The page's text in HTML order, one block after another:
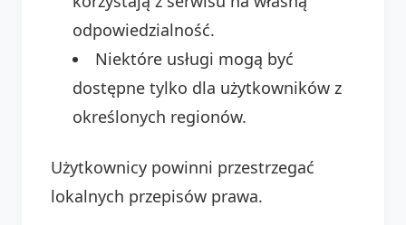
odpowiedzialność.
Niektóre usługi mogą być
dostępne tylko dla użytkowników z
określonych regionów.
Użytkownicy powinni przestrzegać
lokalnych przepisów prawa.